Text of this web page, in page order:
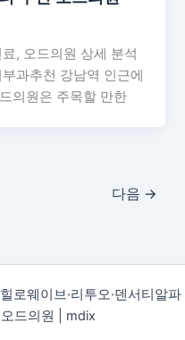
, 오드의원 상세 분석
과추천 강남역 인근에
의원은 주목할 만한
다음 →
웨이브·리투오·덴서티알파
드의원 | mdix